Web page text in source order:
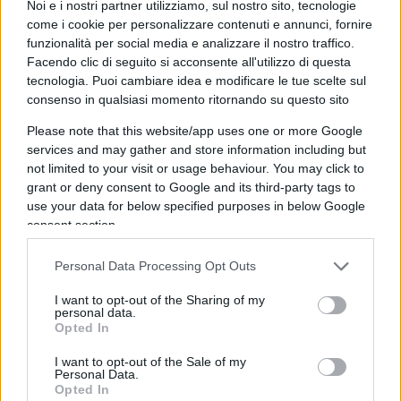
Noi e i nostri partner utilizziamo, sul nostro sito, tecnologie
come i cookie per personalizzare contenuti e annunci, fornire
funzionalità per social media e analizzare il nostro traffico.
Facendo clic di seguito si acconsente all'utilizzo di questa
tecnologia. Puoi cambiare idea e modificare le tue scelte sul
consenso in qualsiasi momento ritornando su questo sito
Please note that this website/app uses one or more Google
services and may gather and store information including but
not limited to your visit or usage behaviour. You may click to
grant or deny consent to Google and its third-party tags to
use your data for below specified purposes in below Google
consent section.
Personal Data Processing Opt Outs
I want to opt-out of the Sharing of my
personal data.
Opted In
I want to opt-out of the Sale of my
Personal Data.
Opted In
imporre la loro volontà a forza dilikesostituendo
alla realtà concreta quella virtuale. Un caso
emblematico si verificò da noi alcuni anni orsono
con la candidatura di Stefano Rodotà alla
presidenza della Repubblica. Qui non contavano
tanto le opinioni sulla bontà di tale candidatura,
circa la quale ognuno era libero di dire la sua.
Importava piuttosto il numero davvero esiguo di
“voti” ricevuti nelleQuiriniadigrilline, poco più di
4.000.
Eppure, tanto bastò per orchestrare una
campagna dominata da un’unica domanda:
“Perché no a Rodotà”? Né valse rammentare che:
1) nel nostro ordinamento il presidente non si